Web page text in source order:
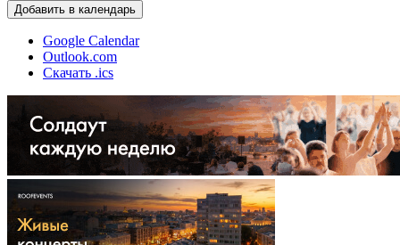
Добавить в календарь
Google Calendar
Outlook.com
Скачать .ics